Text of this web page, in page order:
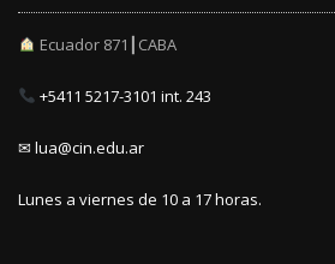
Ecuador 871┃CABA
+5411 5217-3101 int. 243
✉ lua@cin.edu.ar
Lunes a viernes de 10 a 17 horas.